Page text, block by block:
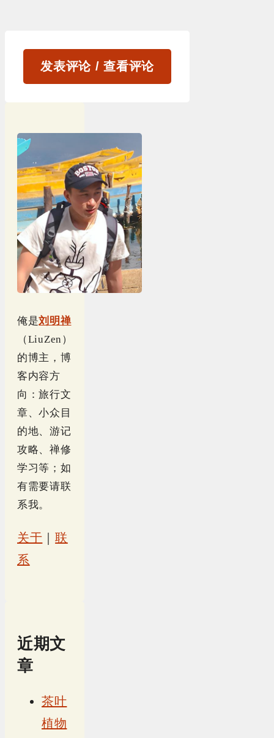
发表评论 / 查看评论
俺是刘明禅
（LiuZen）
的博主，博
客内容方
向：旅行文
章、小众目
的地、游记
攻略、禅修
学习等；如
有需要请联
系我。
关于 ｜联
系
近期文
章
茶叶
植物